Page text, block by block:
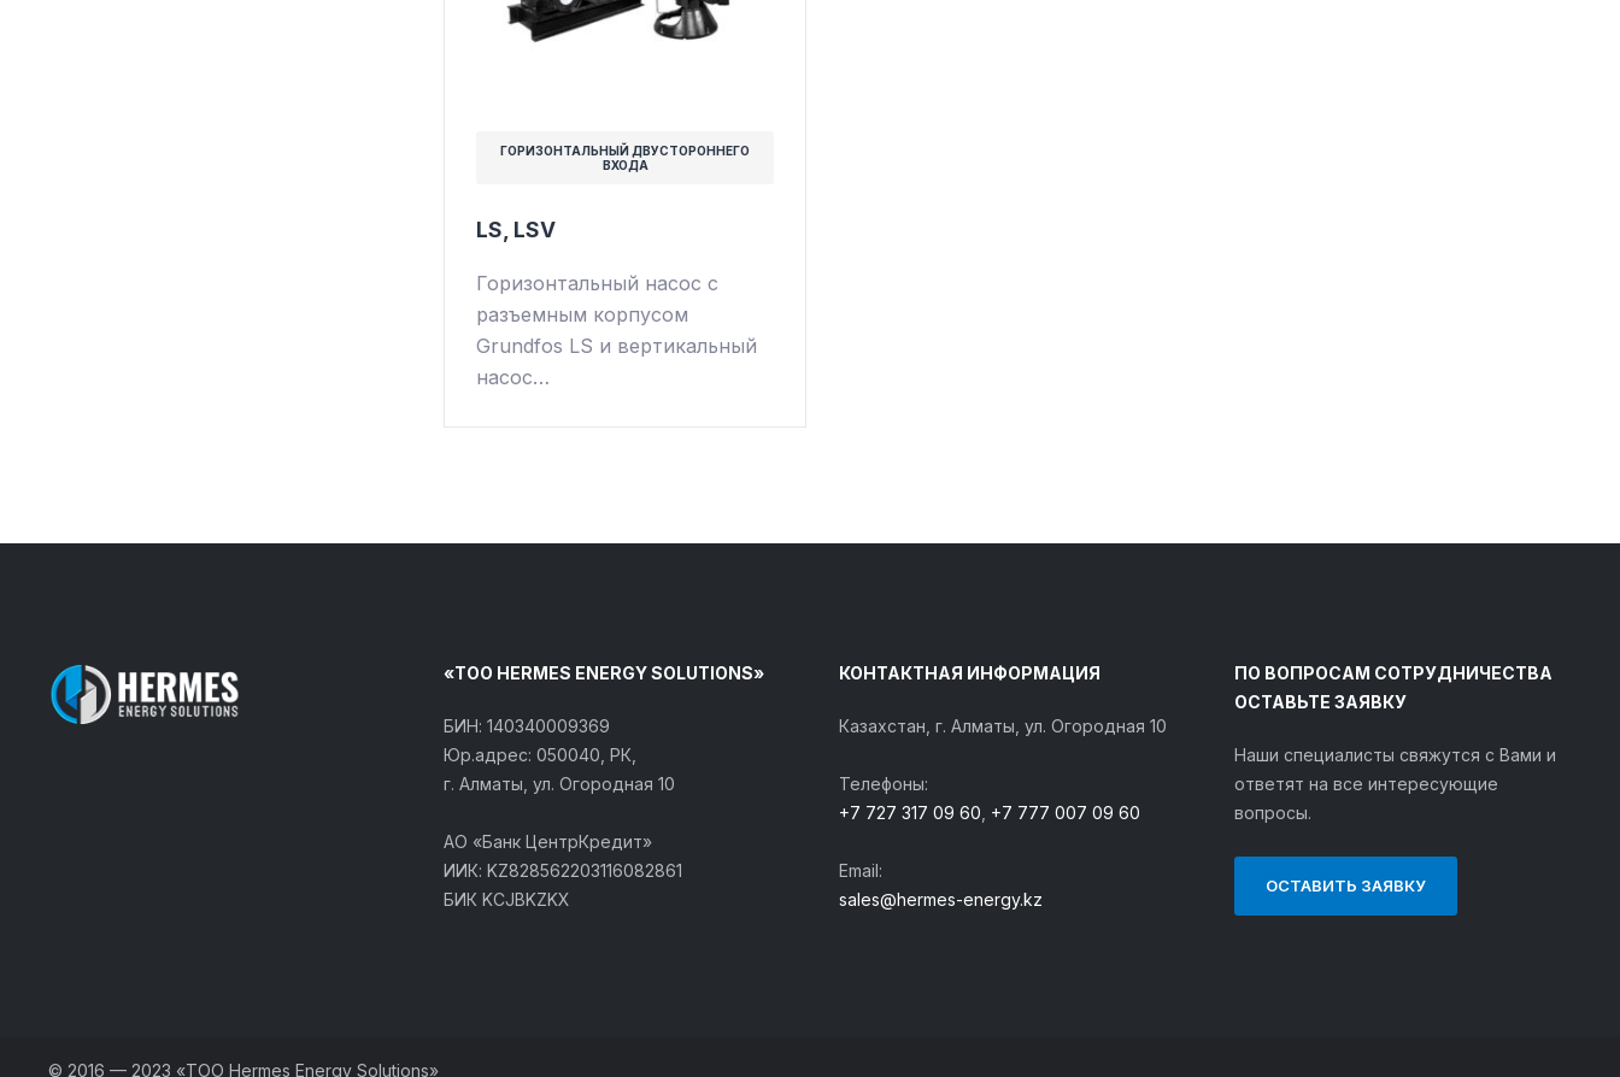
ГОРИЗОНТАЛЬНЫЙ ДВУСТОРОННЕГО
ВХОДА
LS, LSV
Горизонтальный насос с
разъемным корпусом
Grundfos LS и вертикальный
насос…
«ТОО HERMES ENERGY SOLUTIONS»
БИН: 140340009369
Юр.адрес: 050040, РК,
г. Алматы, ул. Огородная 10
АО «Банк ЦентрКредит»
ИИК: KZ828562203116082861
БИК KCJBKZKX
КОНТАКТНАЯ ИНФОРМАЦИЯ
Казахстан, г. Алматы, ул. Огородная 10
Телефоны:
+7 727 317 09 60 +7 777 007 09 60
Email:
sales@hermes-energy.kz
ПО ВОПРОСАМ СОТРУДНИЧЕСТВА
ОСТАВЬТЕ ЗАЯВКУ
Наши специалисты свяжутся с Вами и
ответят на все интересующие
вопросы.
ОСТАВИТЬ ЗАЯВКУ
© 2016 — 2023 «ТОО Hermes Energy Solutions»